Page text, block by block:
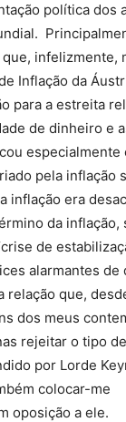
política dos
infelizmente,
Inflação da
para a estreita
de dinheiro e
especialmente
pela inflação
inflação era
da inflação,
de
alarmantes de
relação que,
dos meus
rejeitar o tipo
por Lorde
colocar-me
oposição a ele.